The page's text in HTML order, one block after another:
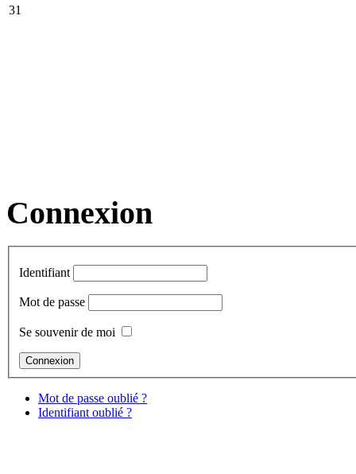
31
Connexion
Identifiant
Mot de passe
Se souvenir de moi
Mot de passe oublié ?
Identifiant oublié ?